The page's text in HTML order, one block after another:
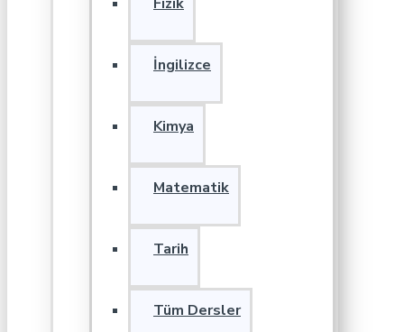
İngilizce
Kimya
Matematik
Tarih
Tüm Dersler